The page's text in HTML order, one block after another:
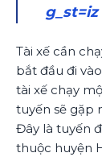
g_st=iz
Tài xế cần
bắt đầu đi
tài xế chạy
tuyến sẽ gặp
Đây là tuyến
thuộc huyện